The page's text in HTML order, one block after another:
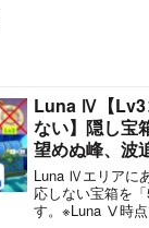
Luna Ⅳ【Lv3
ない】隠し
望めぬ峰、波
山 ナド・ク
るタイプを含
コンパス 原
Luna Ⅳエリアに
応しない宝箱を
す。※Luna Ⅴ時